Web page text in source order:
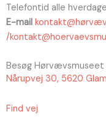
Telefontid alle
E-mail
/
Besøg Hørvævsmuseet
Nårupvej 30, 5620
Find vej